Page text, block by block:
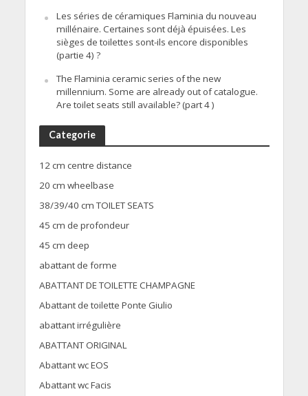
Les séries de céramiques Flaminia du nouveau
millénaire. Certaines sont déjà épuisées. Les
sièges de toilettes sont-ils encore disponibles
(partie 4) ?
The Flaminia ceramic series of the new
millennium. Some are already out of catalogue.
Are toilet seats still available? (part 4 )
Categorie
12 cm centre distance
20 cm wheelbase
38/39/40 cm TOILET SEATS
45 cm de profondeur
45 cm deep
abattant de forme
ABATTANT DE TOILETTE CHAMPAGNE
Abattant de toilette Ponte Giulio
abattant irrégulière
ABATTANT ORIGINAL
Abattant wc EOS
Abattant wc Facis